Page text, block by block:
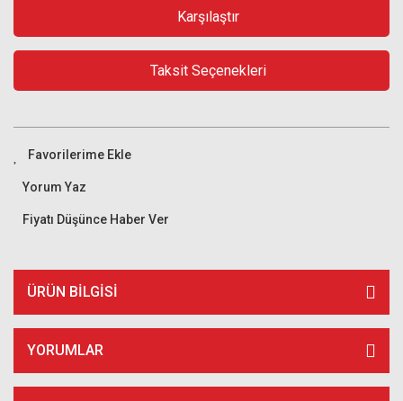
Karşılaştır
Taksit Seçenekleri
Yorum Yaz
Fiyatı Düşünce Haber Ver
ÜRÜN BILGISI
YORUMLAR